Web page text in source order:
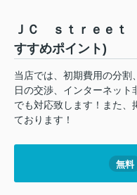
ＪＣ ｓｔｒｅｅｔ
すすめポイント)
当店では、初期費用の分割
日の交渉、インターネッ
でも対応致します！また、
ております！
無料